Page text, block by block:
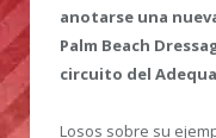
anotarse una
Palm Beach
circuito del
Losos sobre su